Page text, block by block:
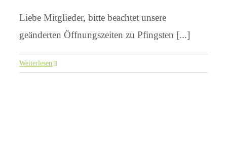
Liebe Mitglieder, bitte beachtet unsere
geänderten Öffnungszeiten zu Pfingsten [...]
Weiterlesen